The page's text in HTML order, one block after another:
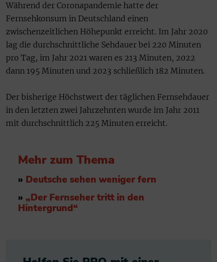
Während der Coronapandemie hatte der
Fernsehkonsum in Deutschland einen
zwischenzeitlichen Höhepunkt erreicht. Im Jahr 2020
lag die durchschnittliche Sehdauer bei 220 Minuten
pro Tag, im Jahr 2021 waren es 213 Minuten, 2022
dann 195 Minuten und 2023 schließlich 182 Minuten.
Der bisherige Höchstwert der täglichen Fernsehdauer
in den letzten zwei Jahrzehnten wurde im Jahr 2011
mit durchschnittlich 225 Minuten erreicht.
Mehr zum Thema
» Deutsche sehen weniger fern
» „Der Fernseher tritt in den
Hintergrund“